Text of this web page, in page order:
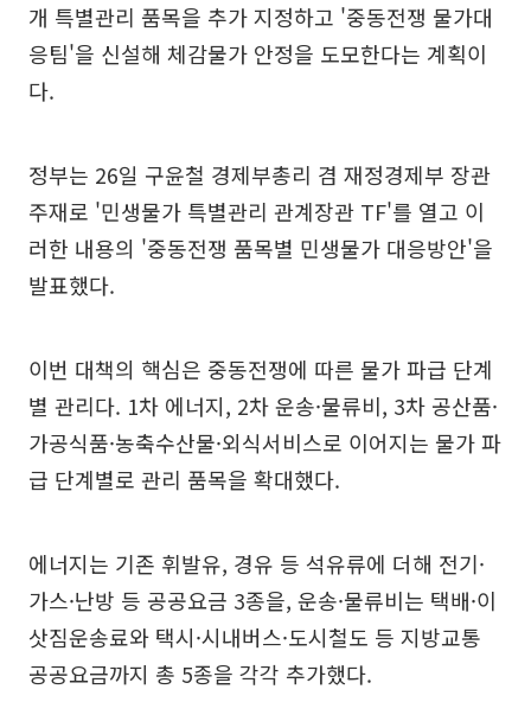
개 특별관리 품목을 추가 지정하고 '중동전쟁 물가대
응팀'을 신설해 체감물가 안정을 도모한다는 계획이
다.
정부는 26일 구윤철 경제부총리 겸 재정경제부 장관
주재로 '민생물가 특별관리 관계장관 TF'를 열고 이
러한 내용의 '중동전쟁 품목별 민생물가 대응방안'을
발표했다.
이번 대책의 핵심은 중동전쟁에 따른 물가 파급 단계
별 관리다. 1차 에너지, 2차 운송·물류비, 3차 공산품·
가공식품·농축수산물·외식서비스로 이어지는 물가 파
급 단계별로 관리 품목을 확대했다.
에너지는 기존 휘발유, 경유 등 석유류에 더해 전기·
가스·난방 등 공공요금 3종을, 운송·물류비는 택배·이
삿짐운송료와 택시·시내버스·도시철도 등 지방교통
공공요금까지 총 5종을 각각 추가했다.